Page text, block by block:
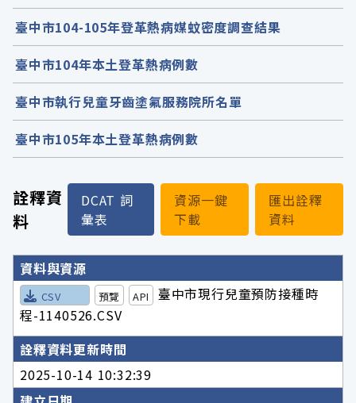
詮釋資
料
DCAT 詞
彙表
資源一鍵
下載
匯出詮釋
資料
詮釋資料詳細內容
資料與資源
CSV 預覽 API
臺中市現行兒童預防接種時
程-1140526.CSV
詮釋資料更新時間
2025-10-14 10:32:39
臺中市104-105年登革熱病媒蚊密度調查結果
臺中市104年本土登革熱病例數
臺中市執行兒童牙齒塗氟服務院所名單
臺中市105年本土登革熱病例數